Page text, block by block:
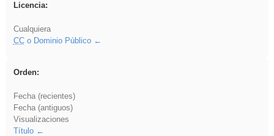
Licencia:
Cualquiera
CCo Dominio Público
Orden:
Fecha (recientes)
Fecha (antiguos)
Visualizaciones
Título